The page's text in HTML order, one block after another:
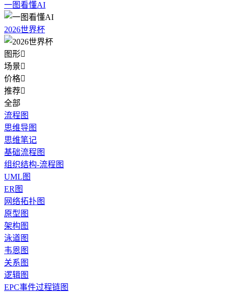
一图看懂AI
2026世界杯
图形
场景
价格
推荐
全部
流程图
思维导图
思维笔记
基础流程图
组织结构-流程图
UML图
ER图
网络拓扑图
原型图
架构图
泳道图
韦恩图
关系图
逻辑图
EPC事件过程链图